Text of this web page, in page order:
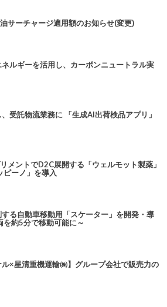
ーチャージ適用額のお知らせ(変更)
ルギーを活用し、カーボンニュートラル実
受託物流業務に 「生成AI出荷検品アプリ」
メントでD2C展開する「ウェルモット製薬」
ピーノ」を導入
る自動車移動用「スケーター」を開発・導
を約5分で移動可能に～
ル×星清重機運輸㈱】グループ会社で販売力の